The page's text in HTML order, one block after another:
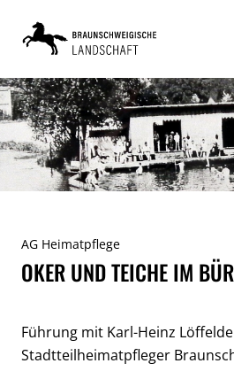
ZUM
INHALT
AG Heimatpflege
OKER UND TEICHE IM
Führung mit Karl-Heinz
Stadtteilheimatpfleger